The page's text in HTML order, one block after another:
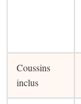
Coussins
inclus